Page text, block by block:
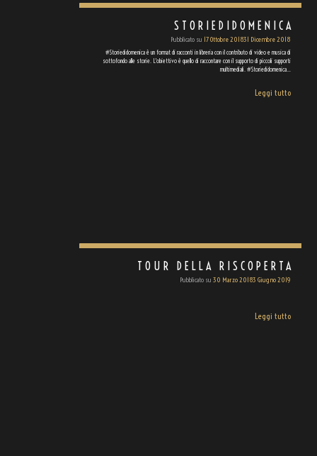
STORIEDIDOMENICA
Pubblicato su 17 Ottobre 201831 Dicembre 2018
#Storiedidomenica è un format di racconti in libreria con il contributo di video e musica di
sottofondo alle storie. L'obiettivo è quello di raccontare con il supporto di piccoli supporti
multimediali. #Storiedidomenica…
Leggi tutto
TOUR DELLA RISCOPERTA
Pubblicato su 30 Marzo 20183 Giugno 2019
Leggi tutto